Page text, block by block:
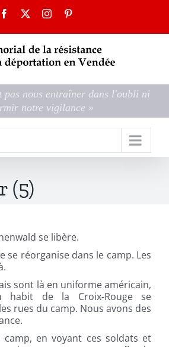
Facebook Instagram
pas nous entraîner dans l'oubli ni
notre vigilance »
(5)
se libère.
se réorganise dans le camp. Les
sont là en uniforme américain,
habit de la Croix-Rouge se
rues du camp. Nous avons des
camp, en voyant ces soldats et